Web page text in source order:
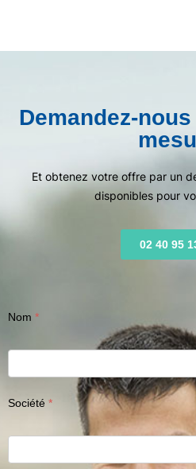
Demandez-
Et obtenez votre offre par un
disponibles pour
02 40 95
Nom
Société